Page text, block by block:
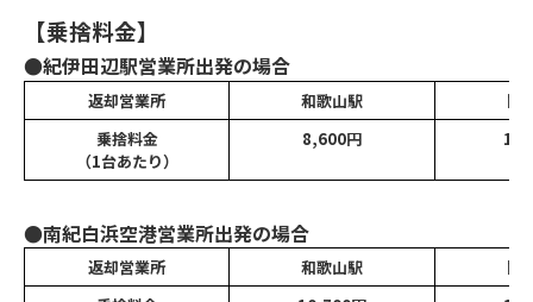
【乗捨料金】
●紀伊田辺駅営業所出発の場合
返却営業所 和歌山駅
関
乗捨料金
（1台あたり）
8,600円
●南紀白浜空港営業所出発の場合
返却営業所 和歌山駅
関